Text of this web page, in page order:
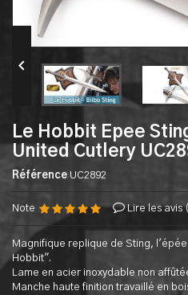

Le Hobbit Epee
United Cutlery
Référence UC2892
Note Lire les avis
Magnifique replique de Sting,
Hobbit".
Lame en acier inoxydable non
Manche haute finition travaillé en